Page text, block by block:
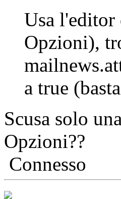
Usa
Opzioni),
a true
Scusa solo
Opzioni??
Connesso